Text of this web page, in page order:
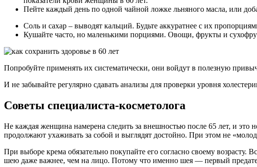
Пейте каждый день по одной чайной ложке льняного масла, или
Соль и сахар – выводят кальций. Будьте аккуратнее с их
Кушайте часто, но маленькими порциями. Овощи, фрукты и
Попробуйте применять их систематически, они войдут в полезную
И не забывайте регулярно сдавать анализы для проверки уровня
Советы специалиста-косметолога
Не каждая женщина намерена следить за внешностью после 65 лет, и
продолжают ухаживать за собой и выглядят достойно. При этом не
При выборе крема обязательно покупайте его согласно своему
шею даже важнее, чем на лицо. Потому что именно шея — первый